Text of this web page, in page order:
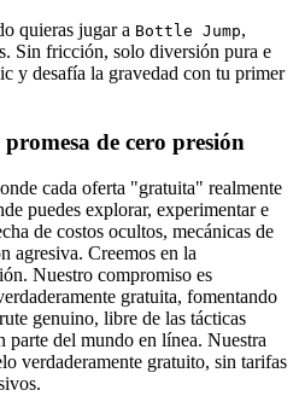
quieras jugar a Bottle Jump,
Sin fricción, solo diversión pura e
y desafía la gravedad con tu primer
de cero presión
cada oferta "gratuita" realmente
puedes explorar, experimentar e
de costos ocultos, mecánicas de
agresiva. Creemos en la
Nuestro compromiso es
gratuita, fomentando
genuino, libre de las tácticas
parte del mundo en línea. Nuestra
verdaderamente gratuito, sin tarifas